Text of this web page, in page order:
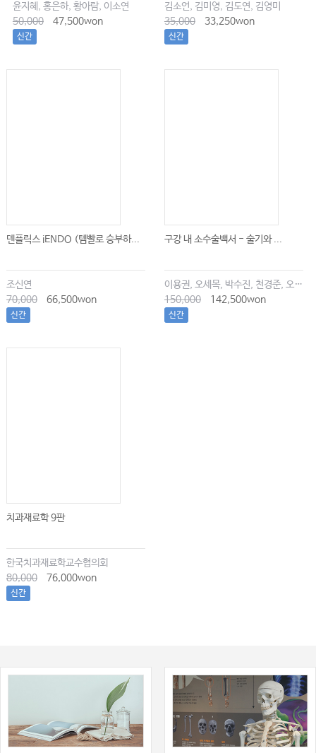
윤지혜, 홍은하, 황아람, 이소연
50,000
47,500won
신간
김소언, 김미영, 김도연, 김영미
35,000
33,250won
신간
덴플릭스 iENDO (템빨로 승부하...
조신연
70,000
66,500won
신간
구강 내 소수술백서 - 술기와 ...
이용권, 오세목, 박수진, 천경준, 오한솔
150,000
142,500won
신간
치과재료학 9판
한국치과재료학교수협의회
80,000
76,000won
신간